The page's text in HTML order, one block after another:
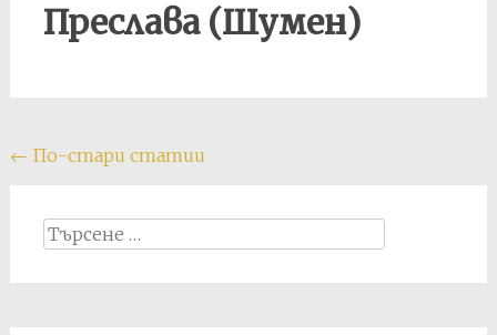
Преслава (Шумен)
Posts
← По-стари статии
Search